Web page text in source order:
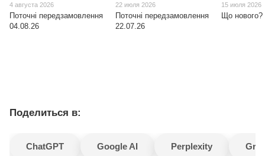
4 августа 2026
Поточні передзамовлення
04.08.26
22 июля 2026
Поточні передзамовлення
22.07.26
15 июля 2026
Що нового?
Поделиться в:
ChatGPT Google AI Perplexity